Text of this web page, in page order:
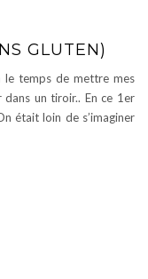
GLUTEN)
temps de mettre mes
un tiroir.. En ce 1er
était loin de s’imaginer